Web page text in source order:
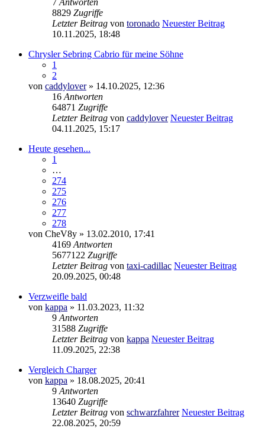
7Antworten
8829 Zugriffe
Letzter Beitrag von toronado Neuester Beitrag
10.11.2025, 18:48
Chrysler Sebring Cabrio für meine Söhne
1
2
von caddylover» 14.10.2025, 12:36
16Antworten
64871 Zugriffe
Letzter Beitrag von caddylover Neuester Beitrag
04.11.2025, 15:17
Heute gesehen...
1
…
274
275
276
277
278
von CheV8y » 13.02.2010, 17:41
4169Antworten
5677122 Zugriffe
Letzter Beitrag von taxi-cadillac Neuester Beitrag
20.09.2025, 00:48
Verzweifle bald
von kappa » 11.03.2023, 11:32
9Antworten
31588 Zugriffe
Letzter Beitrag von kappa Neuester Beitrag
11.09.2025, 22:38
Vergleich Charger
von kappa » 18.08.2025, 20:41
9Antworten
13640 Zugriffe
Letzter Beitrag von schwarzfahrer Neuester Beitrag
22.08.2025, 20:59